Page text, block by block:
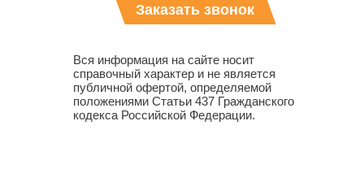
Заказать звонок
Вся информация на сайте носит
справочный характер и не является
публичной офертой, определяемой
положениями Статьи 437 Гражданского
кодекса Российской Федерации.